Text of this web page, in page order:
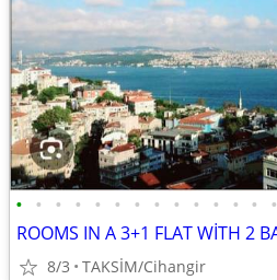
• • • • • • • • • • • • • •
8/3 TAKSİM/Cihangir